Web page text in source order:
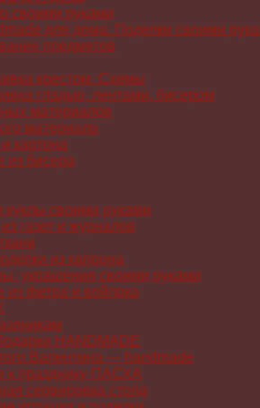
своими руками
для дома. Поделки своими
предметов
крестом. Схемы
гладью, лентами, бисером
материалов
материала
картона
из бисера
куклы своими руками
газет и журналов
из капрона
украшения своими руками
из фетра и войлока
HANDMADE
Валентина — handmade
к празднику ПАСХA
сервировка стола